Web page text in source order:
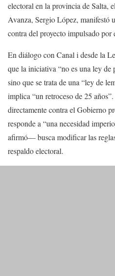
electoral en la provincia de Salta,
Avanza, Sergio López, manifestó
contra del proyecto impulsado por
En diálogo con Canal i desde la
que la iniciativa “no es una ley de
sino que se trata de una “ley de
implica “un retroceso de 25
directamente contra el Gobierno
responde a “una necesidad
afirmó— busca modificar las
respaldo electoral.